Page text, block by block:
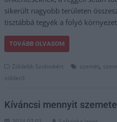
sikerült nagyobb területen
tisztábbá tegyék a folyó
TOVÁBB OLVASOM
Zöldebb Szolnokért szemét,
zölderő
Kíváncsi mennyit